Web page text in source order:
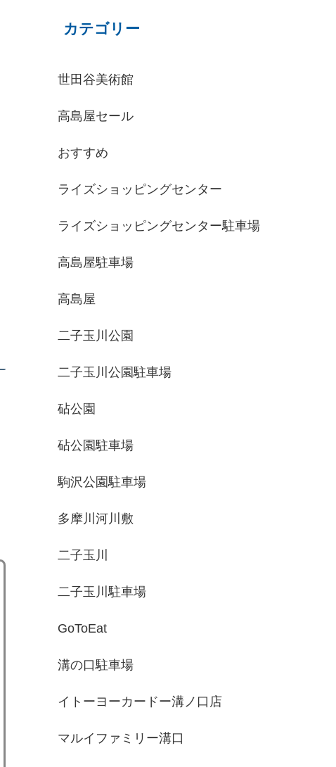
カテゴリー
世田谷美術館
高島屋セール
おすすめ
ライズショッピングセンター
ライズショッピングセンター駐車場
高島屋駐車場
高島屋
二子玉川公園
二子玉川公園駐車場
砧公園
砧公園駐車場
駒沢公園駐車場
多摩川河川敷
二子玉川
二子玉川駐車場
GoToEat
溝の口駐車場
イトーヨーカードー溝ノ口店
マルイファミリー溝口